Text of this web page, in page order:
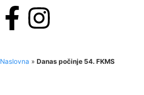
Naslovna » Danas počinje 54. FKMS